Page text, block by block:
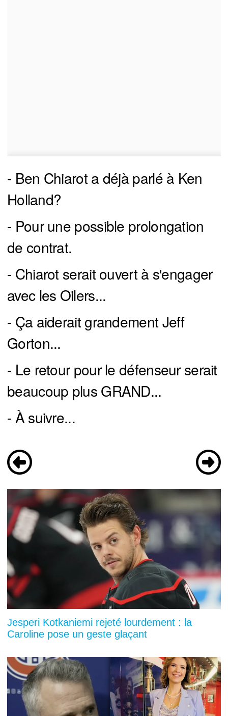
- Ben Chiarot a déjà parlé à Ken
Holland?
- Pour une possible prolongation
de contrat.
- Chiarot serait ouvert à s'engager
avec les Oilers...
- Ça aiderait grandement Jeff
Gorton...
- Le retour pour le défenseur serait
beaucoup plus GRAND...
- À suivre...
Jesperi Kotkaniemi rejeté lourdement : la
Caroline pose un geste glaçant